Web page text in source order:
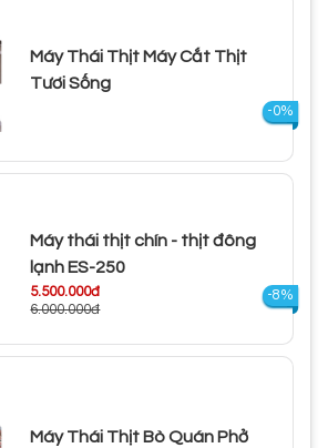
Máy Thái Thịt Máy Cắt Thịt
Tươi Sống
-0%
Máy thái thịt chín - thịt đông
lạnh ES-250
5.500.000đ
6.000.000đ
-8%
Máy Thái Thịt Bò Quán Phở